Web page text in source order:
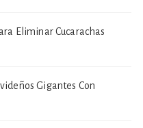
Eliminar Cucarachas
Gigantes Con